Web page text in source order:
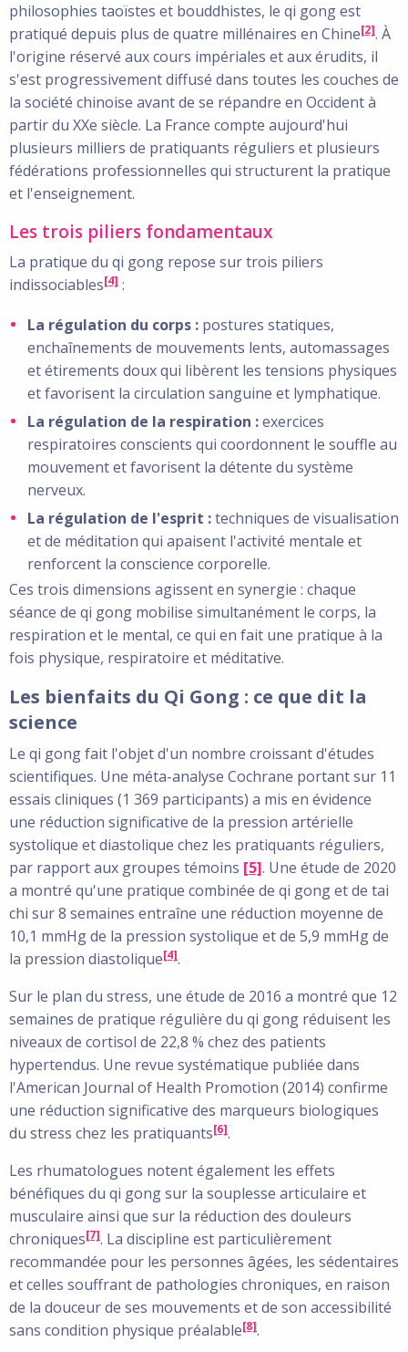
philosophies taoïstes et bouddhistes, le qi gong est
pratiqué depuis plus de quatre millénaires en Chine[2]. À
l'origine réservé aux cours impériales et aux érudits, il
s'est progressivement diffusé dans toutes les couches de
la société chinoise avant de se répandre en Occident à
partir du XXe siècle. La France compte aujourd'hui
plusieurs milliers de pratiquants réguliers et plusieurs
fédérations professionnelles qui structurent la pratique
et l'enseignement.
Les trois piliers fondamentaux
La pratique du qi gong repose sur trois piliers
indissociables[4] :
La régulation du corps : postures statiques,
enchaînements de mouvements lents, automassages
et étirements doux qui libèrent les tensions physiques
et favorisent la circulation sanguine et lymphatique.
La régulation de la respiration :exercices
respiratoires conscients qui coordonnent le souffle au
mouvement et favorisent la détente du système
nerveux.
La régulation de l'esprit :techniques de visualisation
et de méditation qui apaisent l'activité mentale et
renforcent la conscience corporelle.
Ces trois dimensions agissent en synergie : chaque
séance de qi gong mobilise simultanément le corps, la
respiration et le mental, ce qui en fait une pratique à la
fois physique, respiratoire et méditative.
Les bienfaits du Qi Gong : ce que dit la
science
Le qi gong fait l'objet d'un nombre croissant d'études
scientifiques. Une méta-analyse Cochrane portant sur 11
essais cliniques (1 369 participants) a mis en évidence
une réduction significative de la pression artérielle
systolique et diastolique chez les pratiquants réguliers,
par rapport aux groupes témoins [5]. Une étude de 2020
a montré qu'une pratique combinée de qi gong et de tai
chi sur 8 semaines entraîne une réduction moyenne de
10,1 mmHg de la pression systolique et de 5,9 mmHg de
la pression diastolique[4].
Sur le plan du stress, une étude de 2016 a montré que 12
semaines de pratique régulière du qi gong réduisent les
niveaux de cortisol de 22,8 % chez des patients
hypertendus. Une revue systématique publiée dans
l'American Journal of Health Promotion (2014) confirme
une réduction significative des marqueurs biologiques
du stress chez les pratiquants[6].
Les rhumatologues notent également les effets
bénéfiques du qi gong sur la souplesse articulaire et
musculaire ainsi que sur la réduction des douleurs
chroniques[7]. La discipline est particulièrement
recommandée pour les personnes âgées, les sédentaires
et celles souffrant de pathologies chroniques, en raison
de la douceur de ses mouvements et de son accessibilité
sans condition physique préalable[8].